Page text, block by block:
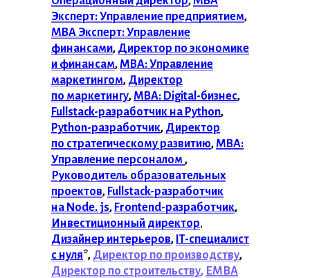
Эксперт: Управление предприятием,
MBA Эксперт: Управление
финансами, Директор по экономике
и финансам,MBA: Управление
маркетингом, Директор
по маркетингу,MBA: Digital-бизнес,
Fullstack-разработчик на Python,
Python-разработчик, Директор
по стратегическому развитию,MBA:
Управление персоналом ,
Руководитель образовательных
проектов, Fullstack-разработчик
на Node. js, Frontend-разработчик,
Инвестиционный директор,
Дизайнер интерьеров, IT-специалист
с нуля*, Директор по производству,
Директор по строительству, ЕМВА